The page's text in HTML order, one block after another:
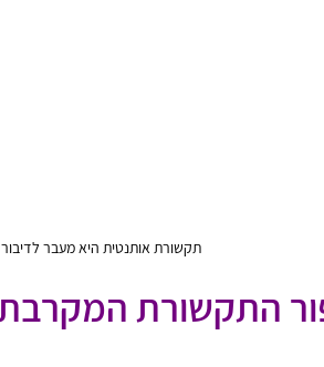
תקשורת אותנטית היא מעבר לדיבור